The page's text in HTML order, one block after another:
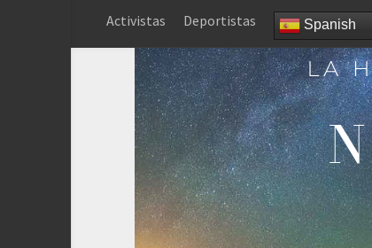
Activistas
Deportistas Spanish